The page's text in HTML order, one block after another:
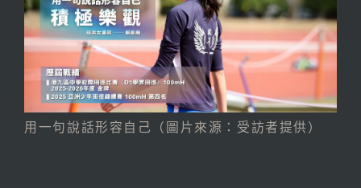
用一句說話形容自己（圖片來源：受訪者提供）